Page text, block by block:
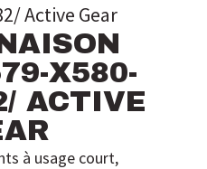
Active Gear
X580-
ACTIVE
à usage court,